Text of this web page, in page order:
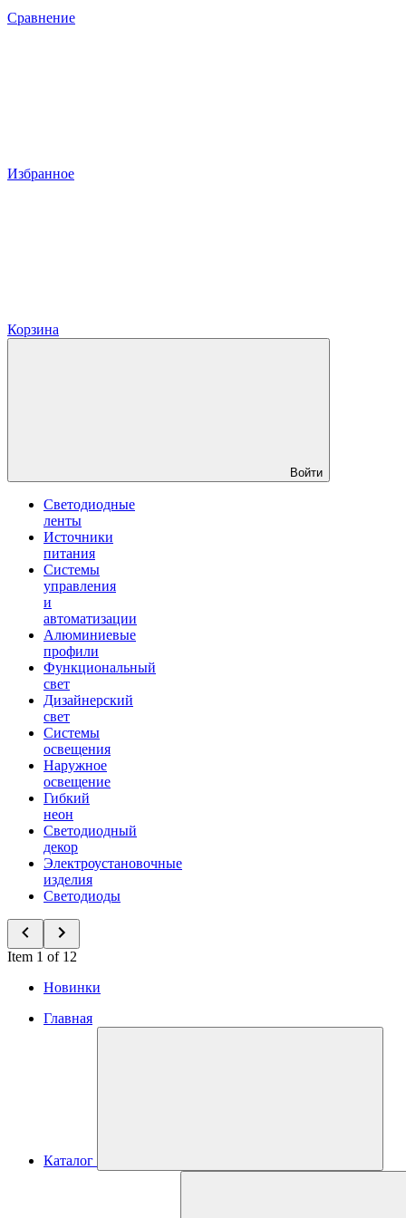
Сравнение
Избранное
Корзина
Войти
Светодиодные
ленты
Источники
питания
Системы
управления
и
автоматизации
Алюминиевые
профили
Функциональный
свет
Дизайнерский
свет
Системы
освещения
Наружное
освещение
Гибкий
неон
Светодиодный
декор
Электроустановочные
изделия
Светодиоды
Item 1 of 12
Новинки
Главная
Каталог